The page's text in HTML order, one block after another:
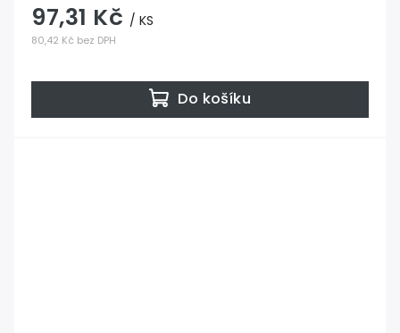
80,42 Kč bez DPH
97,31 Kč / KS
Do košíku